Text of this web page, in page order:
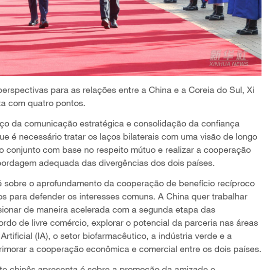
para as relações entre a China e a Coreia do Sul, Xi
com quatro pontos.
da comunicação estratégica e consolidação da confiança
é necessário tratar os laços bilaterais com uma visão de longo
conjunto com base no respeito mútuo e realizar a cooperação
adequada das divergências dos dois países.
sobre o aprofundamento da cooperação de benefício recíproco
para defender os interesses comuns. A China quer trabalhar
de maneira acelerada com a segunda etapa das
de livre comércio, explorar o potencial da parceria nas áreas
(IA), o setor biofarmacêutico, a indústria verde e a
a cooperação econômica e comercial entre os dois países.